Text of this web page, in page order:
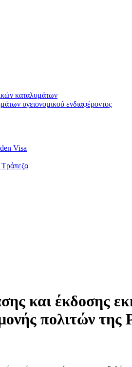
καταλυμάτων
υγειονομικού ενδιαφέροντος
Visa
Τράπεζα
και έκδοσης
πολιτών